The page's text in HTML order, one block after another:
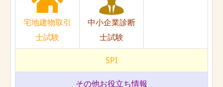
宅地建物取引
士試験
中小企業診断
士試験
SPI
その他お役立ち情報